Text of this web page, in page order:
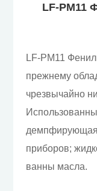
LF-PM11
LF-PM11
прежнему
чрезвычайно
демпфирующая
приборов;
ванны масла.